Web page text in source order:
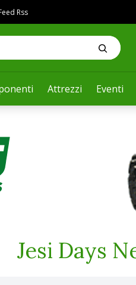
Attrezzi Eventi
Rss
Jesi Days